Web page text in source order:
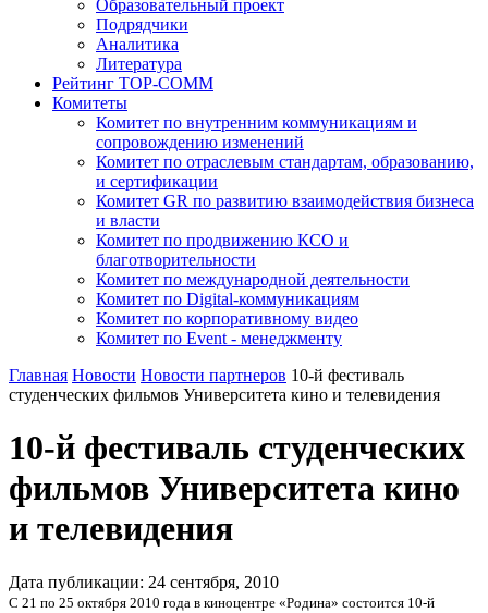
Образовательный проект
Подрядчики
Аналитика
Литература
Рейтинг TOP-COMM
Комитеты
Комитет по внутренним коммуникациям и
сопровождению изменений
Комитет по отраслевым стандартам, образованию,
и сертификации
Комитет GR по развитию взаимодействия бизнеса
и власти
Комитет по продвижению КСО и
благотворительности
Комитет по международной деятельности
Комитет по Digital-коммуникациям
Комитет по корпоративному видео
Комитет по Event - менеджменту
Главная Новости Новости партнеров 10-й фестиваль
студенческих фильмов Университета кино и телевидения
10-й фестиваль студенческих
фильмов Университета кино
и телевидения
Дата публикации: 24 сентября, 2010
С 21 по 25 октября 2010 года в киноцентре «Родина» состоится 10-й